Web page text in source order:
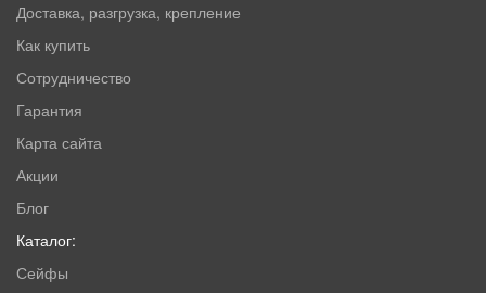
Доставка, разгрузка, крепление
Как купить
Сотрудничество
Гарантия
Карта сайта
Акции
Блог
Каталог:
Сейфы